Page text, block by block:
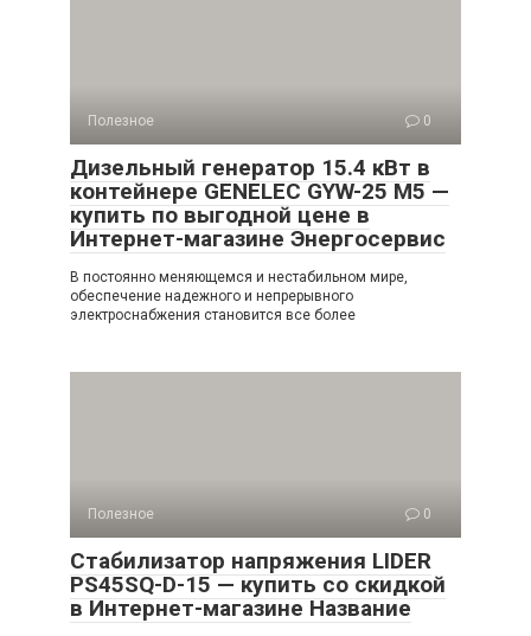
Полезное 0
Дизельный генератор 15.4 кВт в
контейнере GENELEC GYW-25 M5 —
купить по выгодной цене в
Интернет-магазине Энергосервис
В постоянно меняющемся и нестабильном мире,
обеспечение надежного и непрерывного
электроснабжения становится все более
Полезное 0
Стабилизатор напряжения LIDER
PS45SQ-D-15 — купить со скидкой
в Интернет-магазине Название